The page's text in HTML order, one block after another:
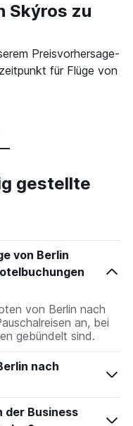
Skýros zu
Preisvorhersage-
für Flüge von
gestellte
von Berlin
von Berlin nach
an, bei
gebündelt sind.
nach
der Business